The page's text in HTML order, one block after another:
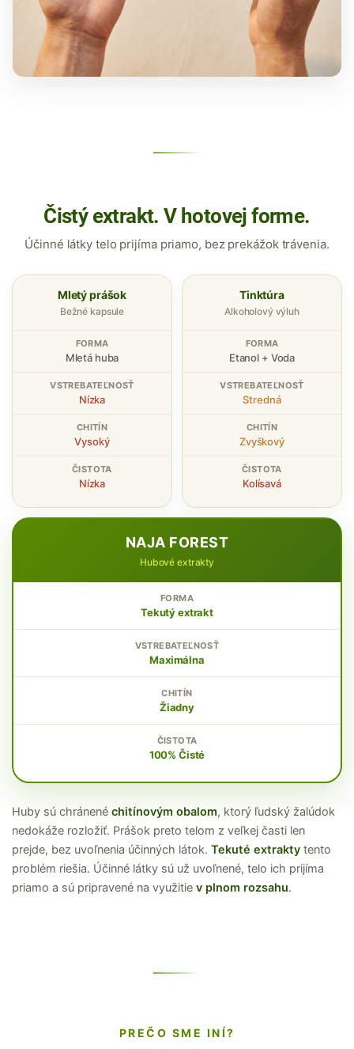
Čistý extrakt. V hotovej forme.
Účinné látky telo prijíma priamo, bez prekážok trávenia.
Mletý prášok
Bežné kapsule
Mletá huba
Nízka
Vysoký
Nízka
Tinktúra
Alkoholový výluh
Etanol + Voda
Stredná
Zvyškový
Kolísavá
NAJA FOREST
Hubové extrakty
Tekutý extrakt
Maximálna
Žiadny
100% Čisté
Huby sú chránené chitínovým obalom, ktorý ľudský žalúdok
nedokáže rozložiť. Prášok preto telom z veľkej časti len
prejde, bez uvoľnenia účinných látok. Tekuté extrakty tento
problém riešia. Účinné látky sú už uvoľnené, telo ich prijíma
priamo a sú pripravené na využitie v plnom rozsahu.
PREČO SME INÍ?